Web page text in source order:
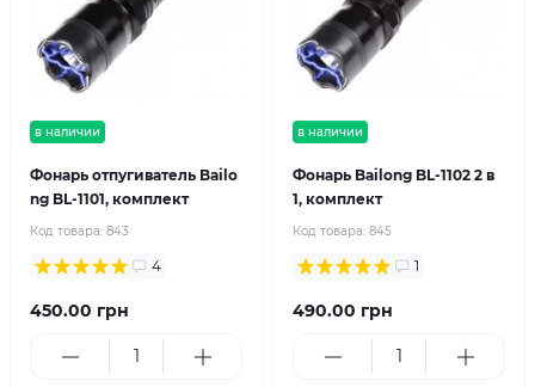
в наличии
Фонарь отпугиватель Bailo
ng BL-1101, комплект
Код товара: 843
4
450.00 грн
в наличии
Фонарь Bailong BL-1102 2 в
1, комплект
Код товара: 845
1
490.00 грн